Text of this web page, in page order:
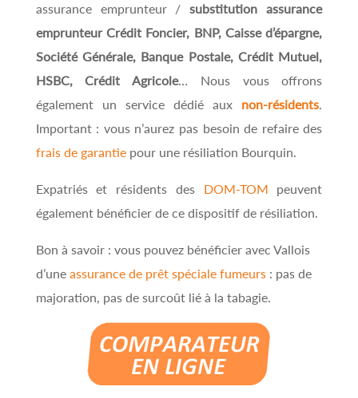
assurance emprunteur /substitution assurance
emprunteur Crédit Foncier, BNP, Caisse d’épargne,
Société Générale, Banque Postale, Crédit Mutuel,
HSBC, Crédit Agricole… Nous vous offrons
également un service dédié aux non-résidents.
Important : vous n’aurez pas besoin de refaire des
frais de garantiepour une résiliation Bourquin.
Expatriés et résidents des DOM-TOM peuvent
également bénéficier de ce dispositif de résiliation.
Bon à savoir : vous pouvez bénéficier avec Vallois
d’une assurance de prêt spéciale fumeurs: pas de
majoration, pas de surcoût lié à la tabagie.